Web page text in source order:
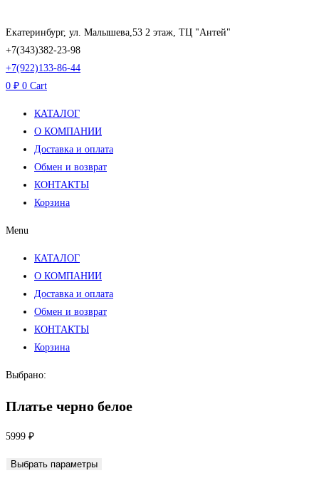
к
содержимому
Екатеринбург, ул. Малышева,53 2 этаж, ТЦ "Антей"
+7(343)382-23-98
+7(922)133-86-44
0 ₽ 0 Cart
КАТАЛОГ
О КОМПАНИИ
Доставка и оплата
Обмен и возврат
КОНТАКТЫ
Корзина
Menu
КАТАЛОГ
О КОМПАНИИ
Доставка и оплата
Обмен и возврат
КОНТАКТЫ
Корзина
Выбрано:
Платье черно белое
5999 ₽
Выбрать параметры